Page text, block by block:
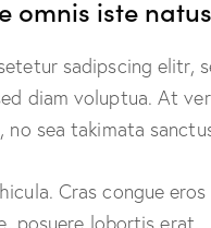
omnis iste
sadipscing elitr,
diam voluptua. At
no sea takimata
Cras congue